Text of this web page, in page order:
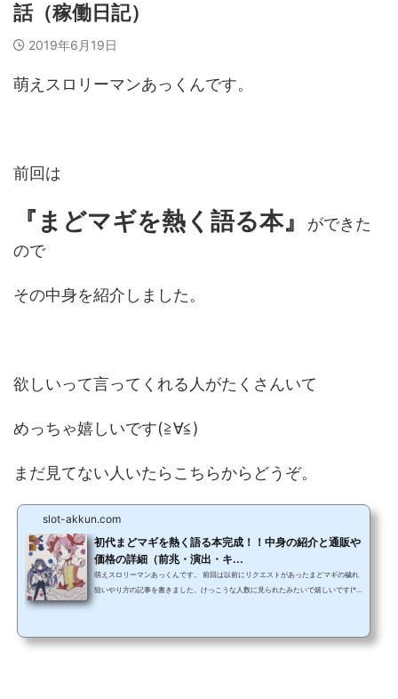
話（稼働日記）
2019年6月19日
萌えスロリーマンあっくんです。
前回は
『まどマギを熱く語る本』
ができた
ので
その中身を紹介しました。
欲しいって言ってくれる人がたくさんいて
めっちゃ嬉しいです(≧∀≦)
まだ見てない人いたらこちらからどうぞ。
slot-akkun.com
初代まどマギを熱く語る本完成！！中身の紹介と通販や
価格の詳細（前兆・演出・キ...
萌えスロリーマンあっくんです。 前回は以前にリクエストがあったまどマギの穢れ
狙いやり方の記事を書きました。けっこうな人数に見られたみたいで嬉しいです(*^
する時に改めて書き直すので今回はさらっといこうと思います。（全然さらっとじ